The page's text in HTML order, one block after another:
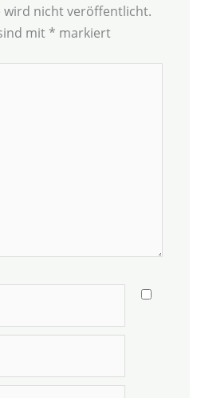
wird nicht veröffentlicht.
mit * markiert